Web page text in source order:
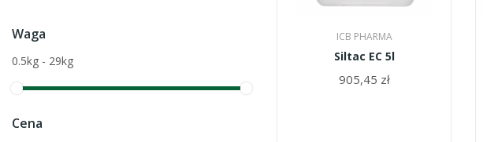
Waga
0.5kg - 29kg
Cena
ICB PHARMA
Siltac EC 5l
905,45 zł